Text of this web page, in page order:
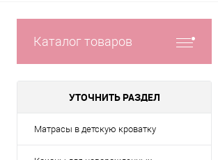
Каталог товаров
УТОЧНИТЬ РАЗДЕЛ
Матрасы в детскую кроватку